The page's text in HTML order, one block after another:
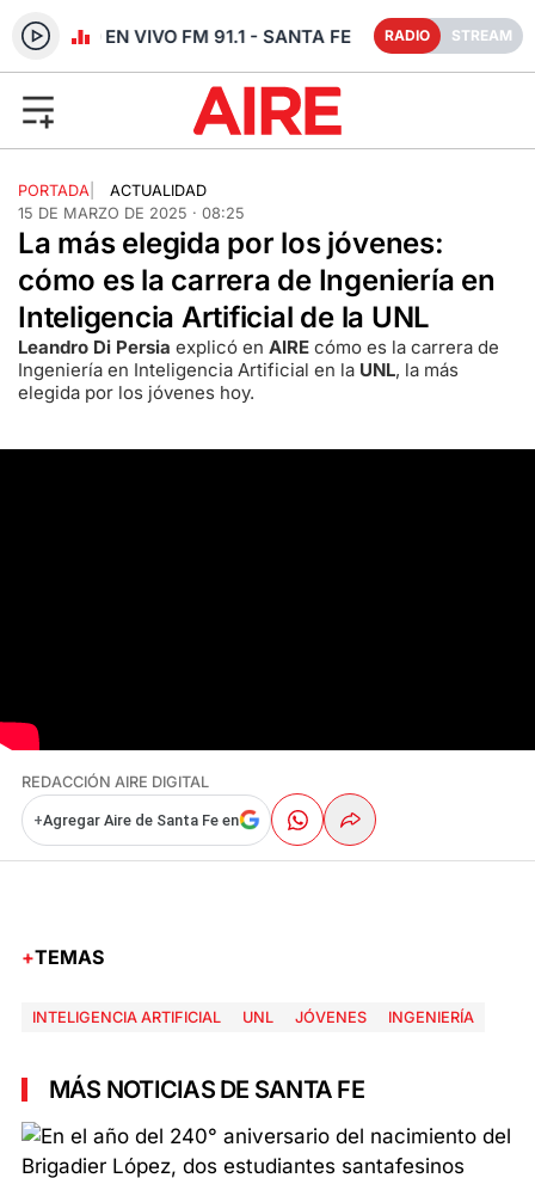
RADIO EN VIVO FM 91.1 - SANTA FE RADIO STREAM
PORTADA
ACTUALIDAD
15 DE MARZO DE 2025 · 08:25
La más elegida por los jóvenes:
cómo es la carrera de Ingeniería en
Inteligencia Artificial de la UNL
Leandro Di Persia explicó en AIRE cómo es la carrera de
Ingeniería en Inteligencia Artificial en la UNL, la más
elegida por los jóvenes hoy.
REDACCIÓN AIRE DIGITAL
+Agregar Aire de Santa Fe en
TEMAS
INTELIGENCIA ARTIFICIAL UNL JÓVENES INGENIERÍA
MÁS NOTICIAS DE SANTA FE